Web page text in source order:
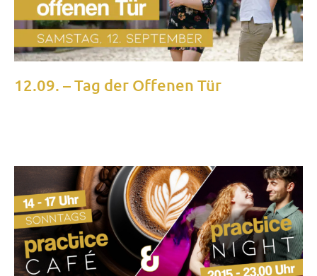
12.09. – Tag der Offenen Tür